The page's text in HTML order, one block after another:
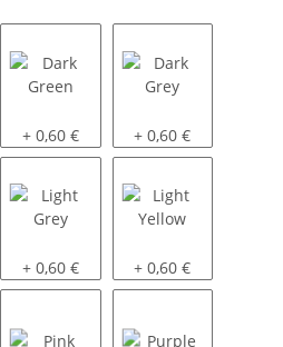
Dark Green
+ 0,60 € Dark Grey
+ 0,60 €
Light Grey
+ 0,60 € Light Yellow
+ 0,60 €